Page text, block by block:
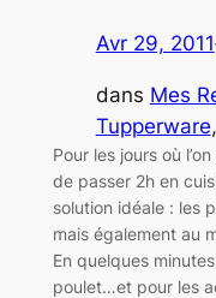
Avr 29, 2011
dans Mes
Tupperware,
Pour les jours où
de passer 2h en
solution idéale : les
mais également au
En quelques
poulet…et pour les